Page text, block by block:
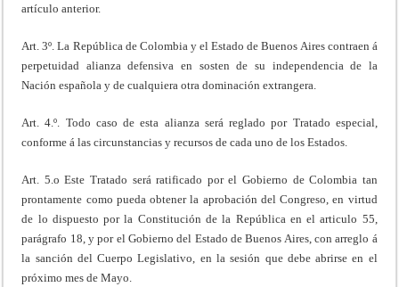
artículo anterior.
Art. 3º. La República de Colombia y el Estado de Bue­nos Aires contraen á
perpetuidad alianza defensiva en sosten de su independencia de la
Nación española y de cualquiera otra dominación extrangera.
Art. 4.º. Todo caso de esta alianza será reglado por Tratado especial,
conforme á las circunstancias y recursos de cada uno de los Estados.
Art. 5.o Este Tratado será ratificado por el Gobierno de Colombia tan
prontamente como pueda obtener la apro­bación del Congreso, en virtud
de lo dispuesto por la Constitución de la República en el articulo 55,
parágrafo 18, y por el Gobierno del Estado de Buenos Aires, con ar­reglo á
la sanción del Cuerpo Legislativo, en la sesión que debe abrirse en el
próximo mes de Mayo.